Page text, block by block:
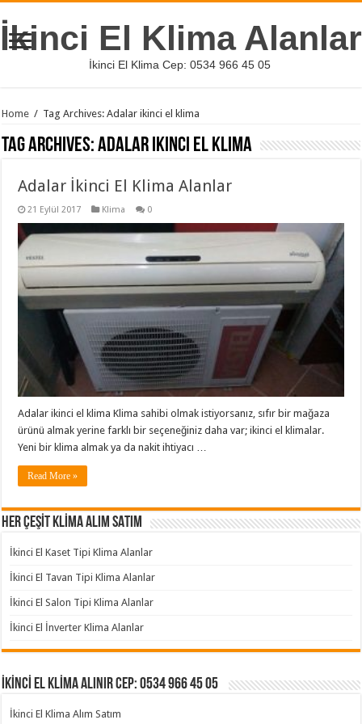
İkinci El Klima Alanlar
İkinci El Klima Cep: 0534 966 45 05
Home / Tag Archives: Adalar ikinci el klima
Tag Archives:Adalar ikinci el klima
Adalar İkinci El Klima Alanlar
21 Eylül 2017 Klima 0
Adalar ikinci el klima Klima sahibi olmak istiyorsanız, sıfır bir mağaza
ürünü almak yerine farklı bir seçeneğiniz daha var; ikinci el klimalar.
Yeni bir klima almak ya da nakit ihtiyacı …
Read More »
HER ÇEŞİT KLİMA ALIM SATIM
İkinci El Kaset Tipi Klima Alanlar
İkinci El Tavan Tipi Klima Alanlar
İkinci El Salon Tipi Klima Alanlar
İkinci El İnverter Klima Alanlar
İKİNCİ EL KLİMA ALINIR Cep: 0534 966 45 05
İkinci El Klima Alım Satım